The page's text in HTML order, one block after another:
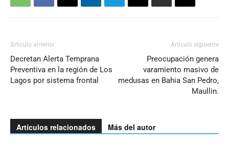
Artículo anterior
Decretan Alerta Temprana
Preventiva en la región de Los
Lagos por sistema frontal
Artículo siguiente
Preocupación genera
varamiento masivo de
medusas en Bahia San Pedro,
Maullin.
Artículos relacionados Más del autor